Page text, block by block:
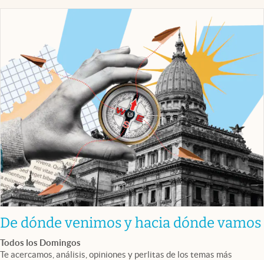
De dónde venimos y hacia dónde vamos
Todos los Domingos
Te acercamos, análisis, opiniones y perlitas de los temas más